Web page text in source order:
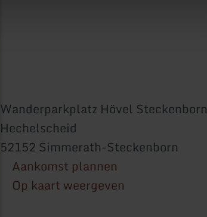
Wanderparkplatz Hövel Steckenborn
Hechelscheid
52152 Simmerath-Steckenborn
Aankomst plannen
Op kaart weergeven